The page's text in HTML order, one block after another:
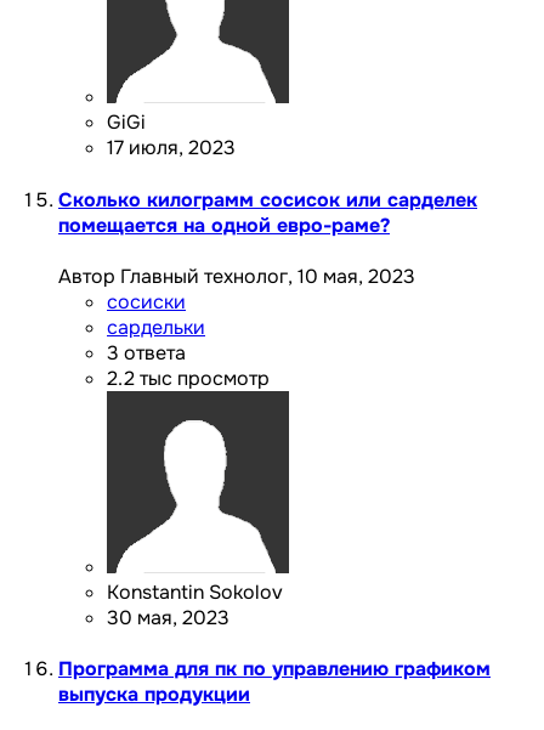
GiGi
17 июля, 2023
Сколько килограмм сосисок или сарделек
помещается на одной евро-раме?
Автор Главный технолог, 10 мая, 2023
сосиски
сардельки
3 ответа
2.2 тыс просмотр
Konstantin Sokolov
30 мая, 2023
Программа для пк по управлению графиком
выпуска продукции